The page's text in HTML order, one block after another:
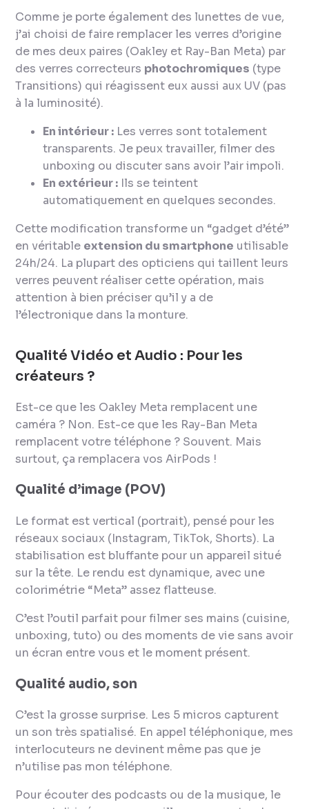
Comme je porte également des lunettes de vue,
j’ai choisi de faire remplacer les verres d’origine
de mes deux paires (Oakley et Ray-Ban Meta) par
des verres correcteurs photochromiques (type
Transitions) qui réagissent eux aussi aux UV (pas
à la luminosité).
En intérieur : Les verres sont totalement
transparents. Je peux travailler, filmer des
unboxing ou discuter sans avoir l’air impoli.
En extérieur : Ils se teintent
automatiquement en quelques secondes.
Cette modification transforme un “gadget d’été”
en véritable extension du smartphone utilisable
24h/24. La plupart des opticiens qui taillent leurs
verres peuvent réaliser cette opération, mais
attention à bien préciser qu’il y a de
l’électronique dans la monture.
Qualité Vidéo et Audio : Pour les
créateurs ?
Est-ce que les Oakley Meta remplacent une
caméra ? Non. Est-ce que les Ray-Ban Meta
remplacent votre téléphone ? Souvent. Mais
surtout, ça remplacera vos AirPods !
Qualité d’image (POV)
Le format est vertical (portrait), pensé pour les
réseaux sociaux (Instagram, TikTok, Shorts). La
stabilisation est bluffante pour un appareil situé
sur la tête. Le rendu est dynamique, avec une
colorimétrie “Meta” assez flatteuse.
C’est l’outil parfait pour filmer ses mains (cuisine,
unboxing, tuto) ou des moments de vie sans avoir
un écran entre vous et le moment présent.
Qualité audio, son
C’est la grosse surprise. Les 5 micros capturent
un son très spatialisé. En appel téléphonique, mes
interlocuteurs ne devinent même pas que je
n’utilise pas mon téléphone.
Pour écouter des podcasts ou de la musique, le